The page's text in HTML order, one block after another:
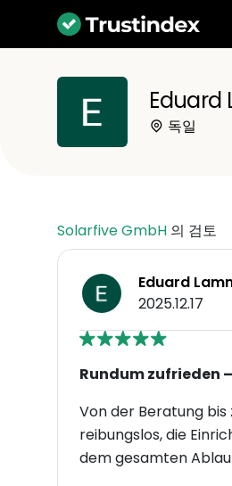
Eduard
독일
Solarfive GmbH 의 검토
Eduard
2025.12.17
Rundum zufrieden
Von der Beratung
reibungslos, die
dem gesamten